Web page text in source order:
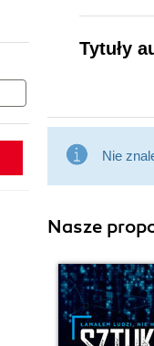
Tytuły
Nie
Nasze